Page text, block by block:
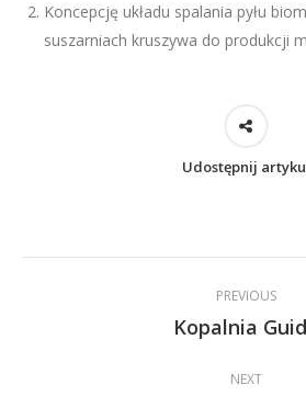
Koncepcję układu spalania pyłu
suszarniach kruszywa do produkcji
Udostępnij
navigation
PREVIOUS
Previous
Kopalnia
NEXT